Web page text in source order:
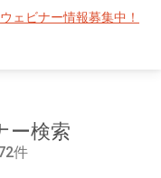
ウェビナー情報募集中！
ー検索
件